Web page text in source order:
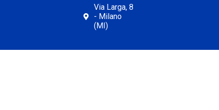
Via Larga, 8
- Milano
(MI)